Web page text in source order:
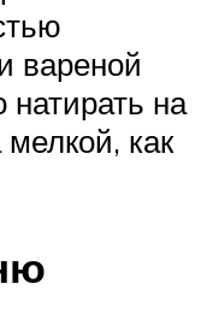
вареной
на
как